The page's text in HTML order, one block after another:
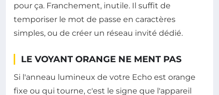
pour ça. Franchement, inutile. Il suffit de
temporiser le mot de passe en caractères
simples, ou de créer un réseau invité dédié.
LE VOYANT ORANGE NE MENT PAS
Si l'anneau lumineux de votre Echo est orange
fixe ou qui tourne, c'est le signe que l'appareil